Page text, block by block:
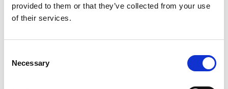
provided to them or that they’ve collected from your use
of their services.
Selection
Necessary